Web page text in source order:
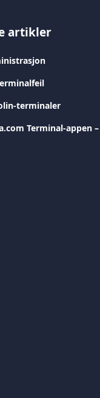
artikler
terminaler
Terminal-appen